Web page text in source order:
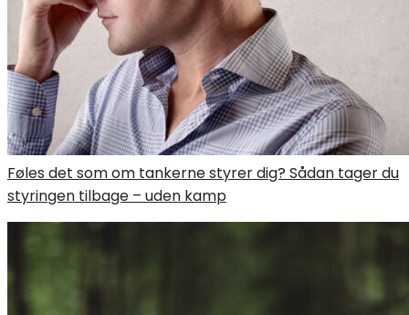
Føles det som om tankerne styrer dig? Sådan tager du
styringen tilbage – uden kamp